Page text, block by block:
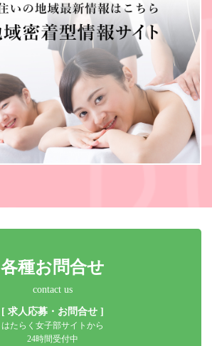
各種お問合せ
contact us
[ 求人応募・お問合せ ]
はたらく女子部サイトから
24時間受付中